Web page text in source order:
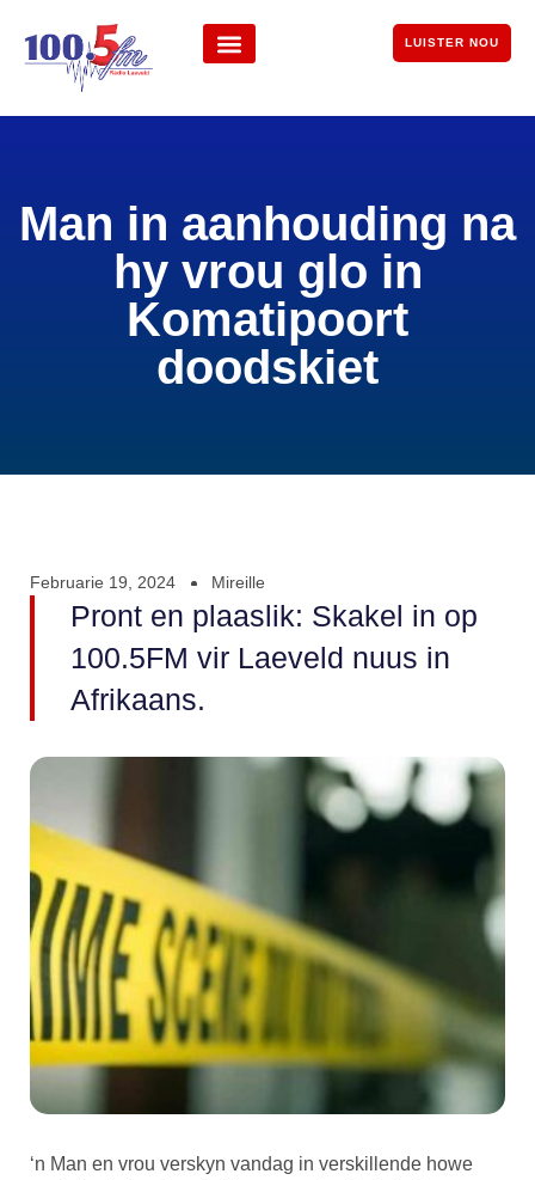
LUISTER NOU
Man in aanhouding na
hy vrou glo in
Komatipoort
doodskiet
Februarie 19, 2024 Mireille
Pront en plaaslik: Skakel in op
100.5FM vir Laeveld nuus in
Afrikaans.
‘n Man en vrou verskyn vandag in verskillende howe